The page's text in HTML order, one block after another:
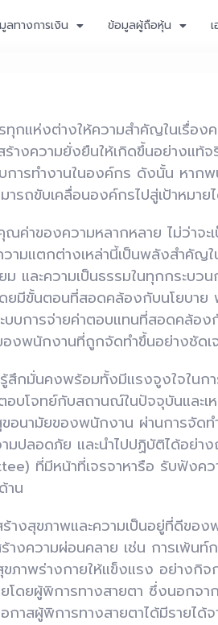
ลทางการเงิน ข้อมูลผู้ถือหุ้น
กแห่งต่างให้ความสำคัญในเรื่อ
างความยั่งยืนให้เกิดขึ้นอย่างแท้
การทำงานในองค์กร ดังนั้น หาก
ารถขับเคลื่อนองค์กรไปสู่เป้าหมาย
ณค่าของความหลากหลาย ไม่ว่า
วามแตกต่างเหล่านี้เป็นพลังสำคั
ยม และความเป็นธรรมในทุกกระ
มีขั้นตอนที่สอดคล้องกับนโยบาย
บบการจ่ายค่าตอบแทนที่สอดคล้อ
องพนักงานที่ถูกจัดทำขึ้นอย่างชัด
สึกมั่นคงพร้อมทั้งมีแรงจูงใจในกา
บโจทย์กับสถานณ์ในปัจจุบันและเ
อนามัยของพนักงาน ผ่านการจัดท
มปลอดภัย และนำไปปฏิบัติได้อ
ที่มีหน้าที่เจรจาหารือ รับฟังค
าน
ร้างสุขภาพและความเป็นอยู่ที่ดีขอ
างความผ่อนคลาย เช่น การเพ้น
ภาพร่างกายให้แข็งแรง อย่างกิ
ดยผู้พิการทางสายตา ซึ่งนอกจา
กาสผู้พิการทางสายตาได้มีรายได้